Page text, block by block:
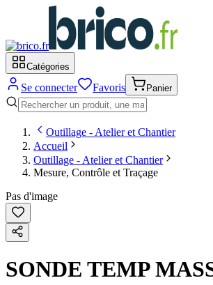
Catégories
Se connecter Favoris Panier
Outillage - Atelier et Chantier
Accueil
Outillage - Atelier et Chantier
Mesure, Contrôle et Traçage
Pas d'image
SONDE TEMP